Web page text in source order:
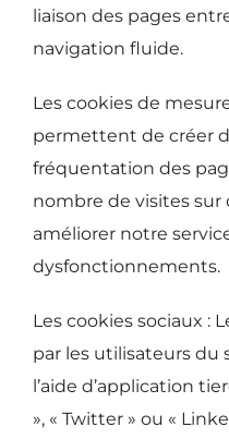
liaison des pages
navigation fluide.
Les cookies de
permettent de créer
fréquentation des
nombre de visites sur
améliorer notre
dysfonctionnements.
Les cookies sociaux :
par les utilisateurs du
l’aide d’application
», « Twitter » ou «